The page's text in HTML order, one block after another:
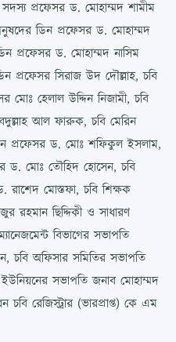
প্রফেসর ড. মোহাম্মদ শামীম
ডিন প্রফেসর ড. মোহাম্মদ
প্রফেসর ড. মোহাম্মদ নাসিম
প্রফেসর সিরাজ উদ দৌল্লাহ, চবি
মোঃ হেলাল উদ্দিন নিজামী, চবি
আল ফারুক, চবি মেরিন
প্রফেসর ড. মোঃ শফিকুল ইসলাম,
ড. মোঃ তৌহিদ হোসেন, চবি
রাশেদ মোস্তফা, চবি শিক্ষক
রহমান ছিদ্দিকী ও সাধারণ
বিভাগের সভাপতি
চবি অফিসার সমিতির সভাপতি
সভাপতি জনাব মোহাম্মদ
রেজিস্ট্রার (ভারপ্রাপ্ত) কে এম